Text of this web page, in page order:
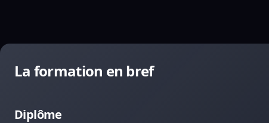
La formation en bref
Diplôme